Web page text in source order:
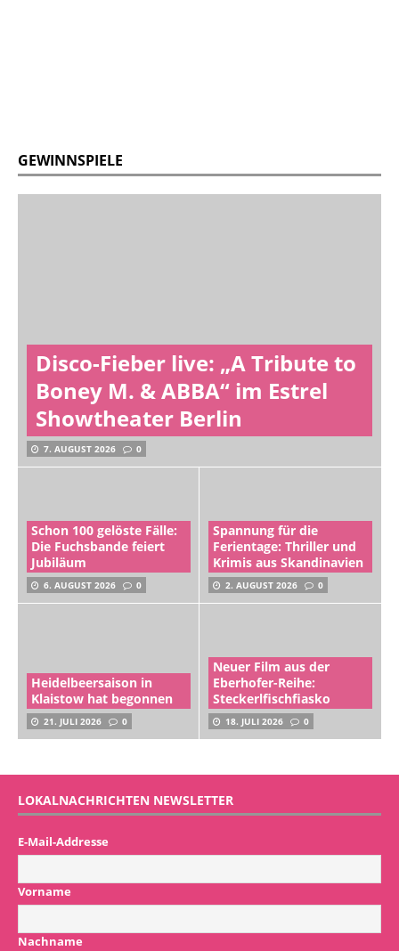
GEWINNSPIELE
Disco-Fieber live: „A Tribute to
Boney M. & ABBA“ im Estrel
Showtheater Berlin
7. AUGUST 2026 0
Schon 100 gelöste Fälle:
Die Fuchsbande feiert
Jubiläum
6. AUGUST 2026 0
Spannung für die
Ferientage: Thriller und
Krimis aus Skandinavien
2. AUGUST 2026 0
Heidelbeersaison in
Klaistow hat begonnen
21. JULI 2026 0
Neuer Film aus der
Eberhofer-Reihe:
Steckerlfischfiasko
18. JULI 2026 0
LOKALNACHRICHTEN NEWSLETTER
E-Mail-Addresse
Vorname
Nachname